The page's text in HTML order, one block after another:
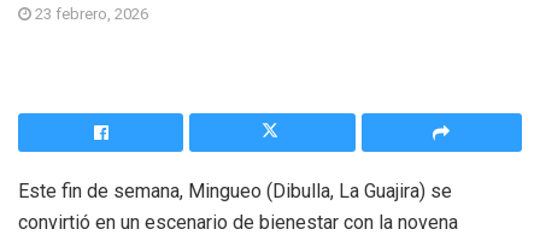
23 febrero, 2026
Este fin de semana, Mingueo (Dibulla, La Guajira) se
convirtió en un escenario de bienestar con la novena